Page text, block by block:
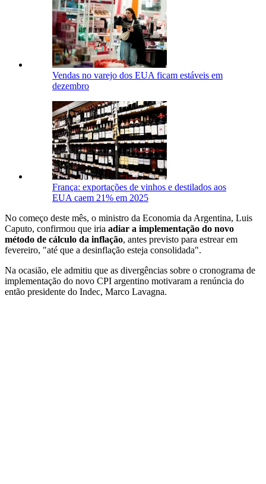
Vendas no varejo dos EUA ficam estáveis em
dezembro
França: exportações de vinhos e destilados aos
EUA caem 21% em 2025
No começo deste mês, o ministro da Economia da Argentina, Luis
Caputo, confirmou que iria adiar a implementação do novo
método de cálculo da inflação, antes previsto para estrear em
fevereiro, "até que a desinflação esteja consolidada".
Na ocasião, ele admitiu que as divergências sobre o cronograma de
implementação do novo CPI argentino motivaram a renúncia do
então presidente do Indec, Marco Lavagna.